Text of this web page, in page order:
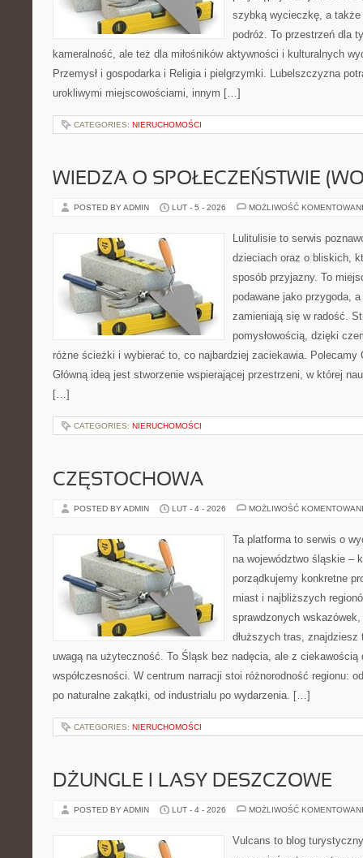
szybką wycieczkę, a także
podróż. To przestrzeń dla
kameralność, ale też dla miłośników aktywności i kulturalnych
Przemysł i gospodarka i Religia i pielgrzymki. Lubelszczyzna
urokliwymi miejscowościami, innym […]
CATEGORIES: NIERUCHOMOŚCI
WIEDZA O SPOŁECZEŃSTWIE
POSTED BY ADMIN LUT - 5 - 2026 MOŻLIWOŚĆ
Lulitulisie to serwis
dzieciach oraz o bliskich,
sposób przyjazny. To
podawane jako przygoda,
zamieniają się w radość.
pomysłowością, dzięki
różne ścieżki i wybierać to, co najbardziej zaciekawia. Polecamy
Główną ideą jest stworzenie wspierającej przestrzeni, w której
[…]
CATEGORIES: NIERUCHOMOŚCI
CZĘSTOCHOWA
POSTED BY ADMIN LUT - 4 - 2026 MOŻLIWOŚĆ
Ta platforma to serwis o
na województwo śląskie –
porządkujemy konkretne
miast i najbliższych
sprawdzonych
dłuższych tras,
uwagą na użyteczność. To Śląsk bez nadęcia, ale z ciekawością
współczesności. W centrum narracji stoi różnorodność regionu:
po naturalne zakątki, od industrialu po wydarzenia. […]
CATEGORIES: NIERUCHOMOŚCI
DŻUNGLE I LASY DESZCZOWE
POSTED BY ADMIN LUT - 4 - 2026 MOŻLIWOŚĆ
Vulcans to blog